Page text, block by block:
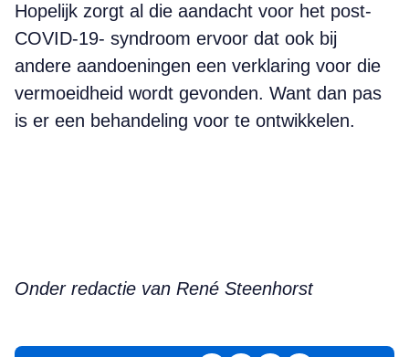
Hopelijk zorgt al die aandacht voor het post-
COVID-19- syndroom ervoor dat ook bij
andere aandoeningen een verklaring voor die
vermoeidheid wordt gevonden. Want dan pas
is er een behandeling voor te ontwikkelen.
Onder redactie van René Steenhorst